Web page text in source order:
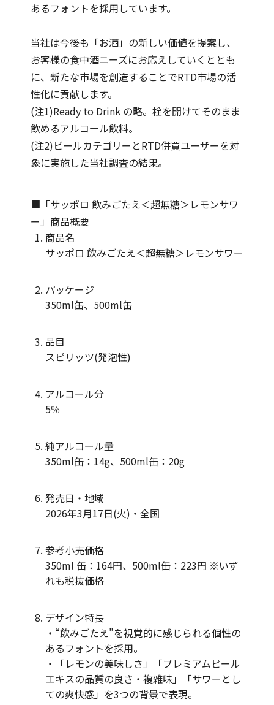
あるフォントを採用しています。
当社は今後も「お酒」の新しい価値を提案し、
お客様の食中酒ニーズにお応えしていくととも
に、新たな市場を創造することでRTD市場の活
性化に貢献します。
(注1)Ready to Drink の略。栓を開けてそのまま
飲めるアルコール飲料。
(注2)ビールカテゴリーとRTD併買ユーザーを対
象に実施した当社調査の結果。
■「サッポロ 飲みごたえ＜超無糖＞レモンサワ
ー」商品概要
商品名
サッポロ 飲みごたえ＜超無糖＞レモンサワー
パッケージ
350ml缶、500ml缶
品目
スピリッツ(発泡性)
アルコール分
5％
純アルコール量
350ml缶：14g、500ml缶：20g
発売日・地域
2026年3月17日(火)・全国
参考小売価格
350ml 缶：164円、500ml缶：223円 ※いず
れも税抜価格
デザイン特長
・“飲みごたえ”を視覚的に感じられる個性の
あるフォントを採用。
・「レモンの美味しさ」「プレミアムピール
エキスの品質の良さ・複雑味」「サワーとし
ての爽快感」を3つの背景で表現。